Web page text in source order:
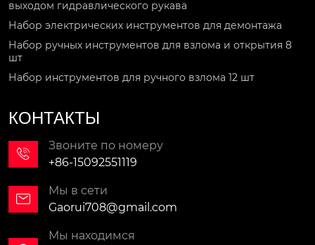
выходом гидравлического рукава
Набор электрических инструментов для демонтажа
Набор ручных инструментов для взлома и открытия 8
шт
Набор инструментов для ручного взлома 12 шт
КОНТАКТЫ

Звоните по номеру
+86-15092551119

Мы в сети
Gaorui708@gmail.com
Мы находимся